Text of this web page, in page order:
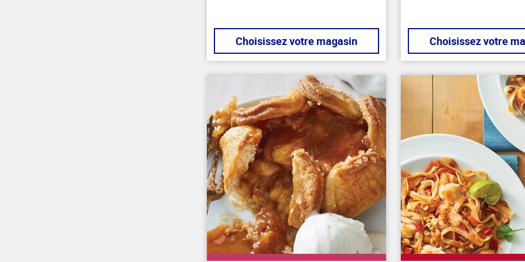
Choisissez votre magasin Choisissez votre